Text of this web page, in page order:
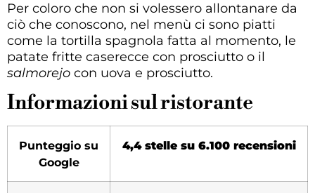
Per coloro che non si volessero allontanare da
ciò che conoscono, nel menù ci sono piatti
come la tortilla spagnola fatta al momento, le
patate fritte caserecce con prosciutto o il
salmorejo con uova e prosciutto.
Informazioni sul ristorante
Punteggio su
Google
4,4 stelle su 6.100 recensioni